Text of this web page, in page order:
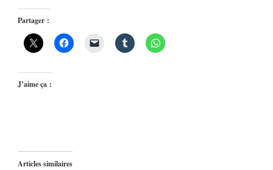
Partager :
J’aime ça :
Articles similaires